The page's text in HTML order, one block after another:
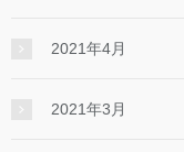
2021年4月
2021年3月